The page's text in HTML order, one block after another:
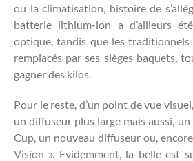
ou la climatisation, histoire de
batterie lithium-ion a d’ailleurs
optique, tandis que les
remplacés par ses sièges baquets,
gagner des kilos.
Pour le reste, d’un point de vue
un diffuseur plus large mais aussi,
Cup, un nouveau diffuseur ou,
Vision ». Evidemment, la belle est